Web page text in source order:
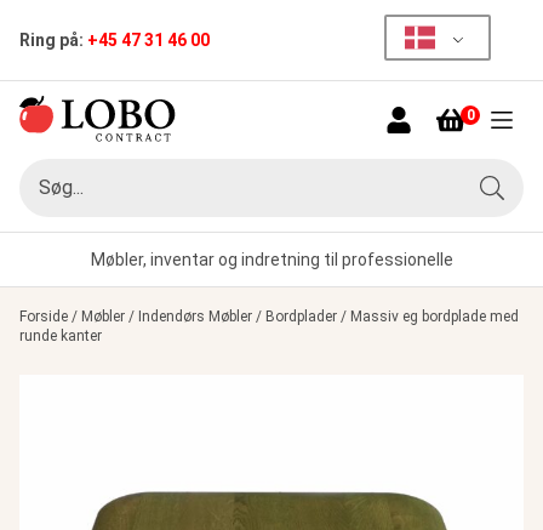
Ring på: +45 47 31 46 00
0
Menu
Søg
Møbler, inventar og indretning til professionelle
Forside / Møbler / Indendørs Møbler / Bordplader / Massiv eg bordplade med
runde kanter